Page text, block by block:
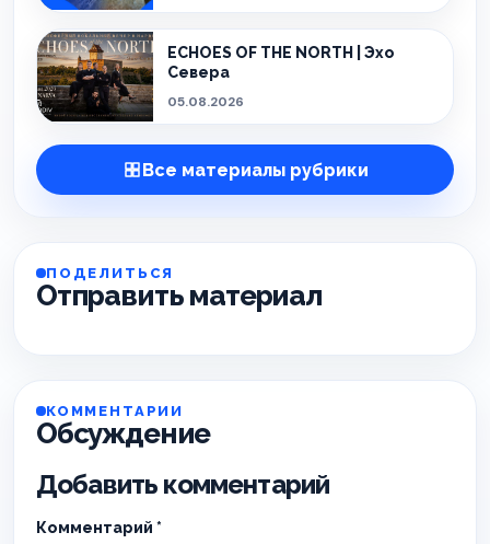
ECHOES OF THE NORTH | Эхо
Севера
05.08.2026
Все материалы рубрики
ПОДЕЛИТЬСЯ
Отправить материал
КОММЕНТАРИИ
Обсуждение
Добавить комментарий
Комментарий *